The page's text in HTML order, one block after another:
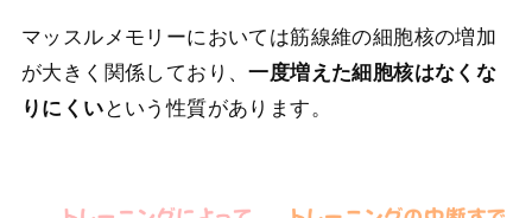
マッスルメモリーにおいては筋線維の細胞核の増加
が大きく関係しており、一度増えた細胞核はなくな
りにくい という性質があります。